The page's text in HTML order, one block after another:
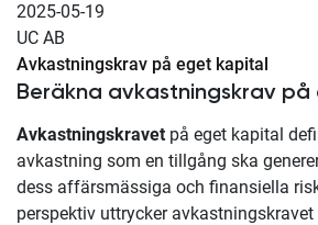
2025-05-19
UC AB
Avkastningskrav på eget kapital
Beräkna avkastningskrav
Avkastningskravet på eget kapital
avkastning som en tillgång ska
dess affärsmässiga och finansiella
perspektiv uttrycker avkastningskravet